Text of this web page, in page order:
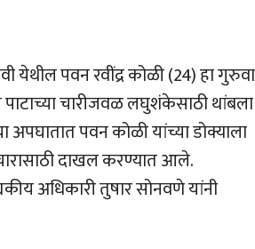
येथील पवन रवींद्र कोळी (24) हा
पाटाच्या चारीजवळ लघुशंकेसाठी थांबला
अपघातात पवन कोळी यांच्या डोक्याला
दाखल करण्यात आले.
अधिकारी तुषार सोनवणे यांनी